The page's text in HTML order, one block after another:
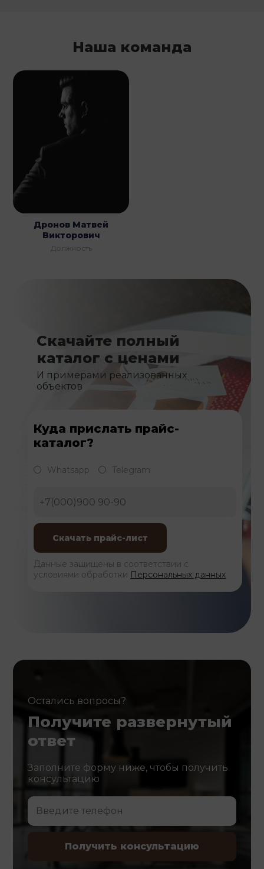
Наша команда
Дронов Матвей
Викторович
Должность
Скачайте полный
каталог с ценами
И примерами реализованных
объектов
Куда прислать прайс-
каталог?
Whatsapp Telegram
Данные защищены в соответствии с
условиями обработки Персональных данных
Остались вопросы?
Получите развернутый
ответ
Заполните форму ниже, чтобы получить
консультацию